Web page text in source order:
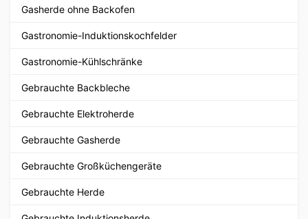
Gasherde ohne Backofen
Gastronomie-Induktionskochfelder
Gastronomie-Kühlschränke
Gebrauchte Backbleche
Gebrauchte Elektroherde
Gebrauchte Gasherde
Gebrauchte Großküchengeräte
Gebrauchte Herde